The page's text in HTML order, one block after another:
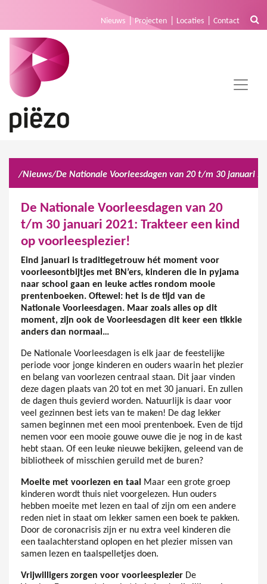
Nieuws Projecten Locaties Contact
/Nieuws/
De Nationale Voorleesdagen van 20
t/m 30 januari 2021: Trakteer een kind
op voorleesplezier!
Eind januari is traditiegetrouw hét moment voor
voorleesontbijtjes met BN’ers, kinderen die in pyjama
naar school gaan en leuke acties rondom mooie
prentenboeken. Oftewel: het is de tijd van de
Nationale Voorleesdagen. Maar zoals alles op dit
moment, zijn ook de Voorleesdagen dit keer een tikkie
anders dan normaal…
De Nationale Voorleesdagen is elk jaar de feestelijke
periode voor jonge kinderen en ouders waarin het plezier
en belang van voorlezen centraal staan. Dit jaar vinden
deze dagen plaats van 20 tot en met 30 januari. En zullen
de dagen thuis gevierd worden. Natuurlijk is daar voor
veel gezinnen best iets van te maken! De dag lekker
samen beginnen met een mooi prentenboek. Even de tijd
nemen voor een mooie gouwe ouwe die je nog in de kast
hebt staan. Of een leuke nieuwe bekijken, geleend van de
bibliotheek of misschien geruild met de buren?
Moeite met voorlezen en taal
Maar een grote groep
kinderen wordt thuis niet voorgelezen. Hun ouders
hebben moeite met lezen en taal of zijn om een andere
reden niet in staat om lekker samen een boek te pakken.
Door de coronacrisis zijn er nu extra veel kinderen die
een taalachterstand oplopen en het plezier missen van
samen lezen en taalspelletjes doen.
Vrijwilligers zorgen voor voorleesplezier De